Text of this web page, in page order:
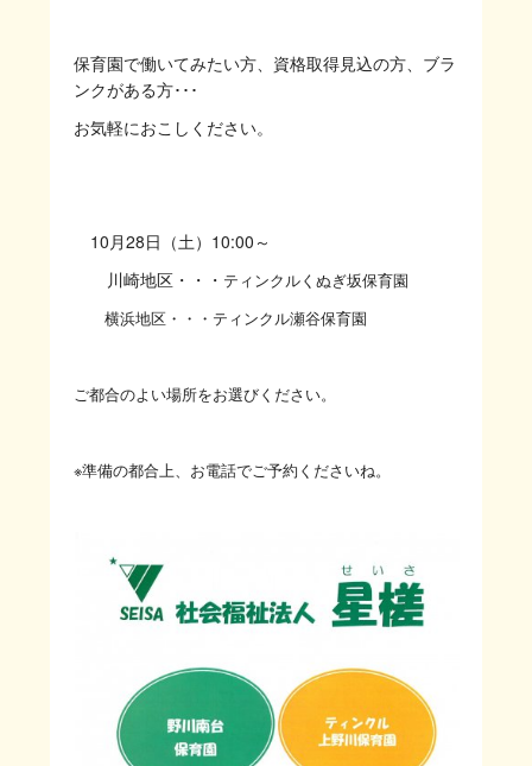
保育園で働いてみたい方、資格取得見込の方、ブラ
ンクがある方･･･
お気軽におこしください。
10月28日（土）10:00～
川崎地区・・・ ティンクルくぬぎ坂保育園
横浜地区・・・ティンクル瀬谷保育園
ご都合のよい場所をお選びください。
※準備の都合上、お電話でご予約くださいね。